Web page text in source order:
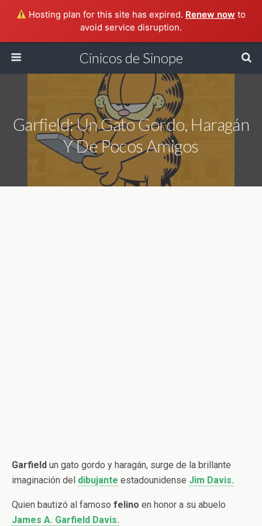
Hosting plan for this site has expired. Renew now to
avoid service disruption.
Cínicos de Sinope
Garfield: Un Gato Gordo, Haragán
Y De Pocos Amigos
Garfield un gato gordo y haragán, surge de la brillante
imaginación del dibujante estadounidense Jim Davis.
Quien bautizó al famoso felino en honor a su abuelo
James A. Garfield Davis.